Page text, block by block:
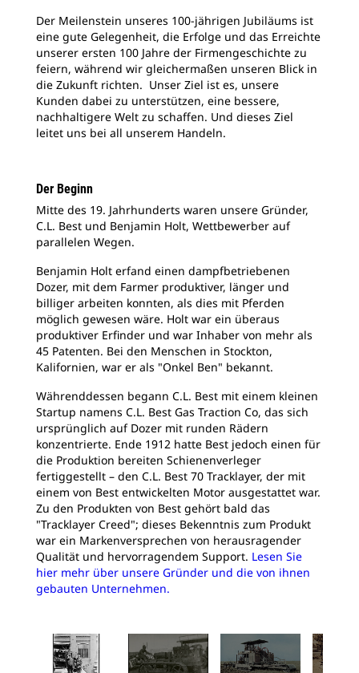
Der Meilenstein unseres 100-jährigen Jubiläums ist
eine gute Gelegenheit, die Erfolge und das Erreichte
unserer ersten 100 Jahre der Firmengeschichte zu
feiern, während wir gleichermaßen unseren Blick in
die Zukunft richten. Unser Ziel ist es, unsere
Kunden dabei zu unterstützen, eine bessere,
nachhaltigere Welt zu schaffen. Und dieses Ziel
leitet uns bei all unserem Handeln.
Der Beginn
Mitte des 19. Jahrhunderts waren unsere Gründer,
C.L. Best und Benjamin Holt, Wettbewerber auf
parallelen Wegen.
Benjamin Holt erfand einen dampfbetriebenen
Dozer, mit dem Farmer produktiver, länger und
billiger arbeiten konnten, als dies mit Pferden
möglich gewesen wäre. Holt war ein überaus
produktiver Erfinder und war Inhaber von mehr als
45 Patenten. Bei den Menschen in Stockton,
Kalifornien, war er als "Onkel Ben" bekannt.
Währenddessen begann C.L. Best mit einem kleinen
Startup namens C.L. Best Gas Traction Co, das sich
ursprünglich auf Dozer mit runden Rädern
konzentrierte. Ende 1912 hatte Best jedoch einen für
die Produktion bereiten Schienenverleger
fertiggestellt – den C.L. Best 70 Tracklayer, der mit
einem von Best entwickelten Motor ausgestattet war.
Zu den Produkten von Best gehört bald das
"Tracklayer Creed"; dieses Bekenntnis zum Produkt
war ein Markenversprechen von herausragender
Qualität und hervorragendem Support. Lesen Sie
hier mehr über unsere Gründer und die von ihnen
gebauten Unternehmen.